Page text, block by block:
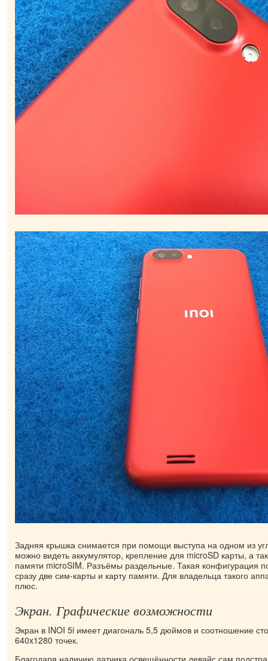
Задняя крышка снимается при помощи выступа на одном из
можно видеть аккумулятор, крепление для microSD карты, а
памяти microSIM. Разъёмы раздельные. Такая конфигурация
сразу две сим-карты и карту памяти. Для владельца такого
плюс.
Экран. Графические возможности
Экран в INOI 5i имеет диагональ 5,5 дюймов и соотношение
640x1280 точек.
Благодаря наличию датчика освещённости девайс сам